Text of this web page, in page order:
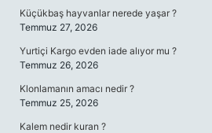
Küçükbaş hayvanlar nerede yaşar ?
Temmuz 27, 2026
Yurtiçi Kargo evden iade alıyor mu ?
Temmuz 26, 2026
Klonlamanın amacı nedir ?
Temmuz 25, 2026
Kalem nedir kuran ?